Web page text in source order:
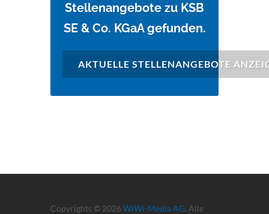
Stellenangebote zu KSB
SE & Co. KGaA gefunden.
AKTUELLE STELLENANGEBOTE
Copyrights © 2026 WiWi-Media AG. Alle